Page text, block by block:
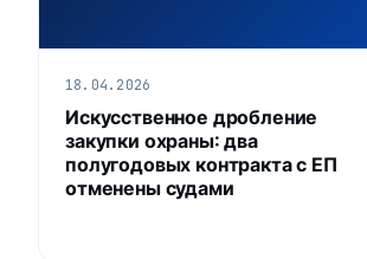
18.04.2026
Искусственное дробление
закупки охраны: два
полугодовых контракта с ЕП
отменены судами